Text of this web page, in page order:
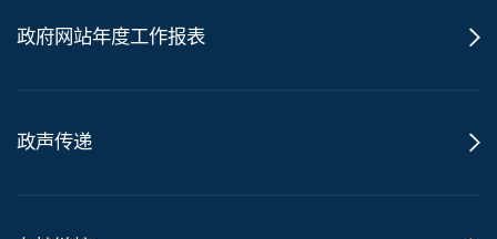
政府网站年度工作报表
政声传递